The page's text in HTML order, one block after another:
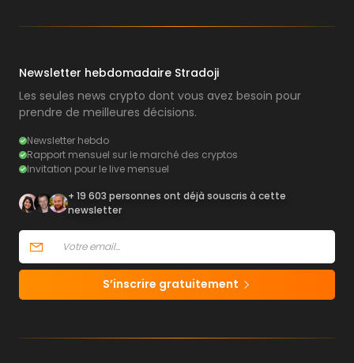
Newsletter hebdomadaire Stradoji
Les seules news crypto dont vous avez besoin pour
prendre de meilleures décisions.
Newsletter hebdo
Rapport mensuel sur le marché des cryptos
Invitation pour le live mensuel
+ 19 603 personnes ont déjà souscris à cette
newsletter
S’inscrire gratuitement